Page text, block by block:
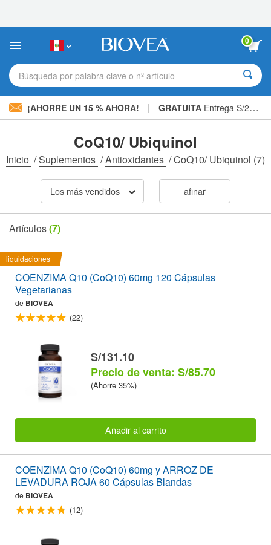
sitio
incluye
sistema
de
0
Búsqueda por palabra clave o nº artículo
¡AHORRE UN 15 % AHORA! | GRATUITA Entrega S/234.00 »
CoQ10/ Ubiquinol
Inicio /Suplementos /Antioxidantes /CoQ10/ Ubiquinol (7)
Los más vendidos afinar
Artículos(7)
liquidaciones
COENZIMA Q10 (CoQ10) 60mg 120 Cápsulas
Vegetarianas
de BIOVEA
(22)
S/131.10
Precio de venta: S/85.70
(Ahorre 35%)
Añadir al carrito
COENZIMA Q10 (CoQ10) 60mg y ARROZ DE
LEVADURA ROJA 60 Cápsulas Blandas
de BIOVEA
(12)